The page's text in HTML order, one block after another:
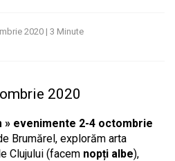
2020 | 3 Minute
2020
» evenimente 2-4 octombrie
Brumărel, explorăm arta
Clujului (facem nopți albe),